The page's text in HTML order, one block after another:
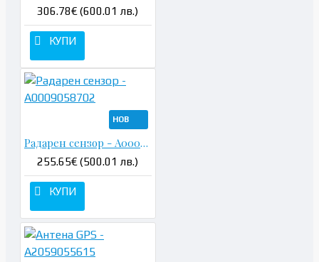
306.78€ (600.01 лв.)
КУПИ
НОВ
Радарен сензор - A0009058702
255.65€ (500.01 лв.)
КУПИ